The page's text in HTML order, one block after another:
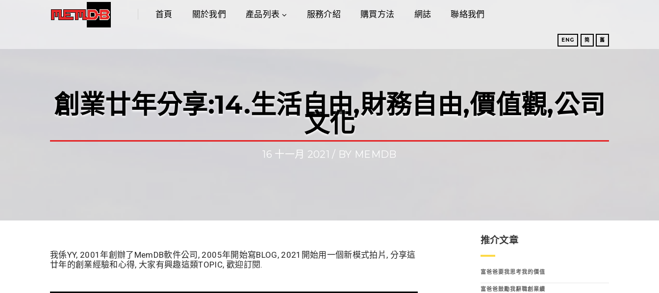
首頁 關於我們 產品列表 服務介紹 購買方法 網誌 聯絡我們
ENG 简 舊
創業廿年分享:14.生活自由,財務自由,價值觀,公司
文化
16 十一月 2021 / BY MEMDB
我係YY, 2001年創辦了MemDB軟件公司, 2005年開始寫BLOG, 2021開始用一個新模式拍片, 分享這
廿年的創業經驗和心得, 大家有興趣這類TOPIC, 歡迎訂閱.
推介文章
富爸爸要我思考我的價值
富爸爸鼓勵我辭職創業續